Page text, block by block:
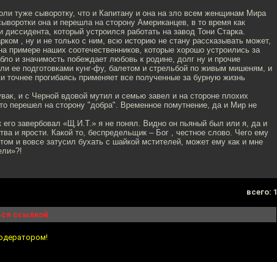
туже сыворотку, что и Капитану и она на зло всем женщинам Мира
она и перешла на сторону Американцев, в то время как
который устроился работать на завод Тони Старка.
, ну и не только с ним, всю историю не стану рассказывать может,
наших соотечественников, которые хорошо устроились за
и значимость побеждает любовь к родине, долг ну и прочие
ее подготовками кунг-фу, балетом и стрельбой по живым мишеням, и
точнее прогибаясь применяет все полученные за бурную жизнь
и с Черной вдовой мутил и семью завел и на стороне плохих
перешел на сторону "добра". Временное помутнение, да и Мир не
завербовал «Щ.И.Т.» я не понял. Видно он пьяный был или я, да и
и ярости. Какой то, беспредельщик – Бог , честное слово. Чего ему
и вовсе затусил бухать с шайкой мстителей, может ему как и мне
всего: 1
ссылкой